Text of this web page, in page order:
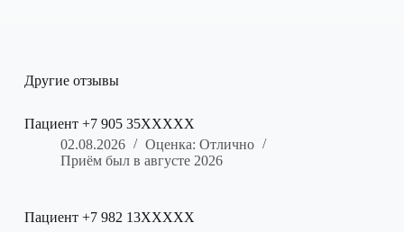
Другие отзывы
Пациент +7 905 35XXXXX
02.08.2026
Оценка: Отлично
Приём был в августе 2026
Пациент +7 982 13XXXXX